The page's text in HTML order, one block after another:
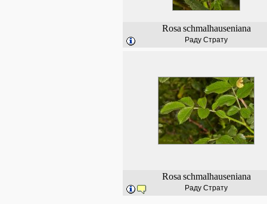
Rosa schmalhauseniana
Раду Страту
Rosa schmalhauseniana
Раду Страту